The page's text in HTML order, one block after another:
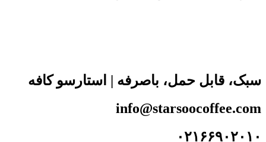
سبک، قابل حمل، باصرفه | استارسو کافه
info@starsoocoffee.com
۰۲۱۶۶۹۰۲۰۱۰